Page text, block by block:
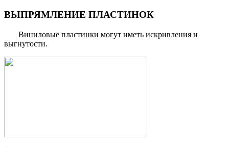
ВЫПРЯМЛЕНИЕ ПЛАСТИНОК
Виниловые пластинки могут иметь искривления и
выгнутости.